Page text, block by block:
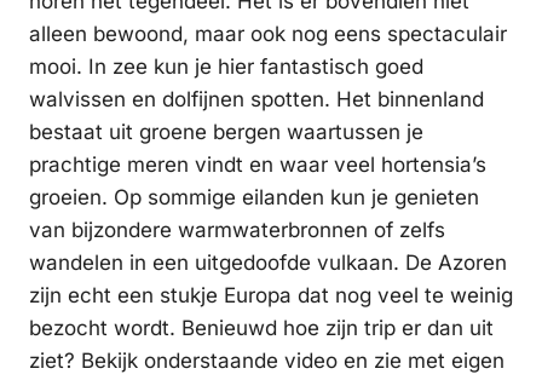
alleen bewoond, maar ook nog eens spectaculair
mooi. In zee kun je hier fantastisch goed
walvissen en dolfijnen spotten. Het binnenland
bestaat uit groene bergen waartussen je
prachtige meren vindt en waar veel hortensia’s
groeien. Op sommige eilanden kun je genieten
van bijzondere warmwaterbronnen of zelfs
wandelen in een uitgedoofde vulkaan. De Azoren
zijn echt een stukje Europa dat nog veel te weinig
bezocht wordt. Benieuwd hoe zijn trip er dan uit
ziet? Bekijk onderstaande video en zie met eigen